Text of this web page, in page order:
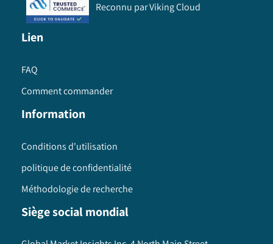
Reconnu par Viking Cloud
Lien
FAQ
Comment commander
Information
Conditions d'utilisation
politique de confidentialité
Méthodologie de recherche
Siège social mondial